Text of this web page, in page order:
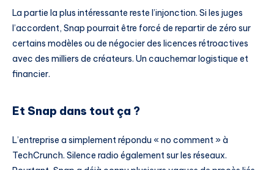
La partie la plus intéressante reste l’injonction. Si les juges
l’accordent, Snap pourrait être forcé de repartir de zéro sur
certains modèles ou de négocier des licences rétroactives
avec des milliers de créateurs. Un cauchemar logistique et
financier.
Et Snap dans tout ça ?
L’entreprise a simplement répondu « no comment » à
TechCrunch. Silence radio également sur les réseaux.